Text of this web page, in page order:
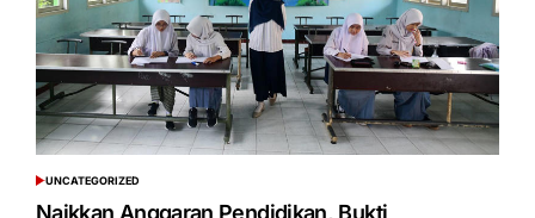
POSTED
IN
UNCATEGORIZED
Naikkan Anggaran Pendidikan, Bukti